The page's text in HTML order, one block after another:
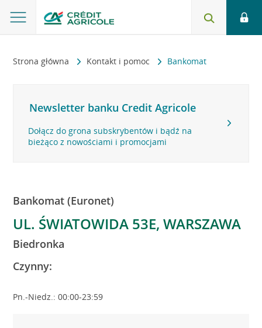
Strona główna Kontakt i pomoc Bankomat
Newsletter banku Credit Agricole
Dołącz do grona subskrybentów i bądź na
bieżąco z nowościami i promocjami
Bankomat (Euronet)
UL. ŚWIATOWIDA 53E, WARSZAWA
Biedronka
Czynny:
Pn.-Niedz.: 00:00-23:59